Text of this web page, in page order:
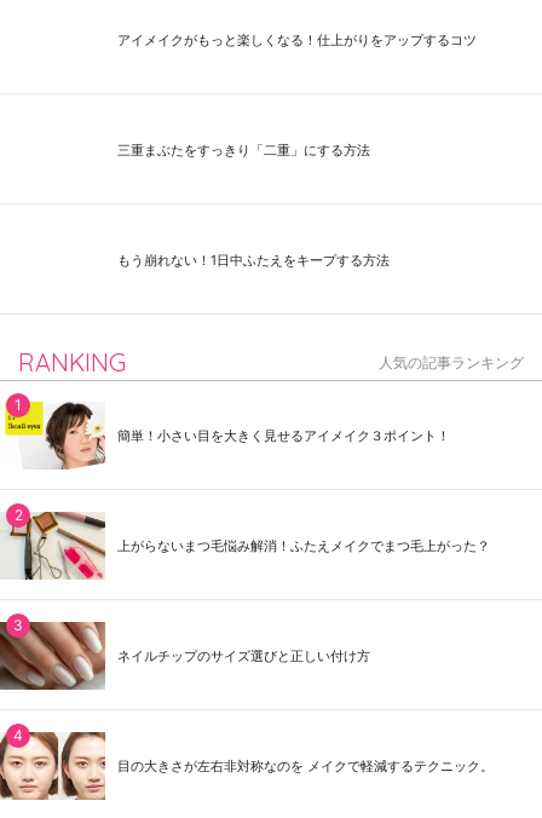
アイメイクがもっと楽しくなる！仕上がりをアップするコツ
三重まぶたをすっきり「二重」にする方法
もう崩れない！1日中ふたえをキープする方法
RANKING 人気の記事ランキング
簡単！小さい目を大きく見せるアイメイク３ポイント！
上がらないまつ毛悩み解消！ふたえメイクでまつ毛上がった？
ネイルチップのサイズ選びと正しい付け方
目の大きさが左右非対称なのを メイクで軽減するテクニック。